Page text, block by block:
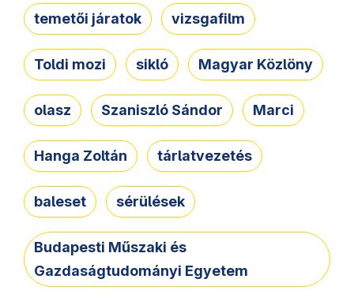
temetői járatok vizsgafilm
Toldi mozi sikló Magyar Közlöny
olasz Szaniszló Sándor Marci
Hanga Zoltán tárlatvezetés
baleset sérülések
Budapesti Műszaki és
Gazdaságtudományi Egyetem